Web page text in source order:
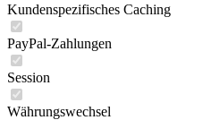
Kundenspezifisches Caching
PayPal-Zahlungen
Session
Währungswechsel